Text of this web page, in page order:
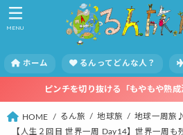
ホーム るんってどんな人？
MENU
ピンチを切り抜ける「もやもや熟
HOME るん旅 地球旅
地球一周旅♪
【人生２回目 世界一周 Day14】世界一周も